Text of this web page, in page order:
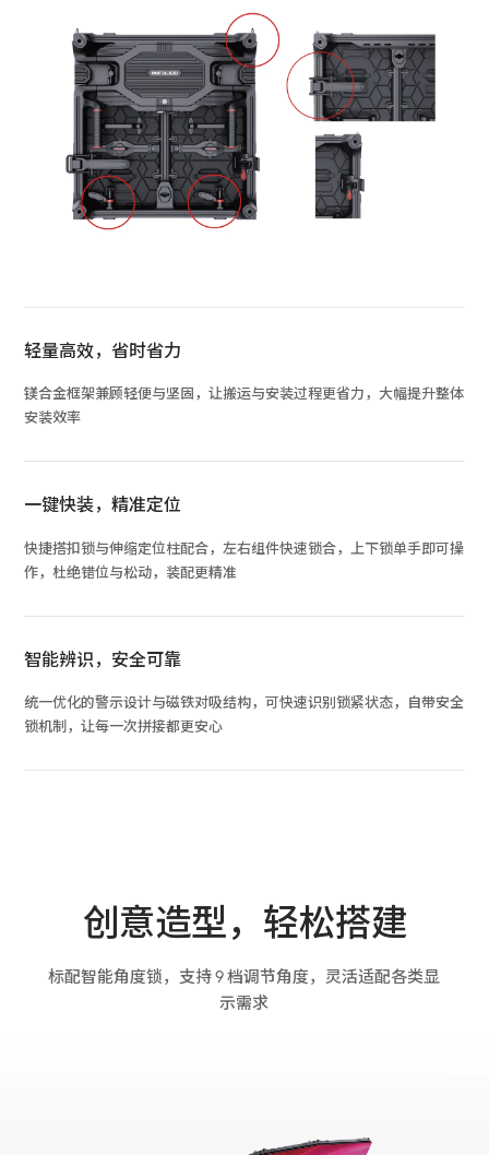
轻量高效，省时省力
镁合金框架兼顾轻便与坚固，让搬运与安装过程更省力，大幅提升整体
安装效率
一键快装，精准定位
快捷搭扣锁与伸缩定位柱配合，左右组件快速锁合，上下锁单手即可操
作，杜绝错位与松动，装配更精准
智能辨识，安全可靠
统一优化的警示设计与磁铁对吸结构，可快速识别锁紧状态，自带安全
锁机制，让每一次拼接都更安心
创意造型，轻松搭建
标配智能角度锁，支持 9 档调节角度，灵活适配各类显
示需求